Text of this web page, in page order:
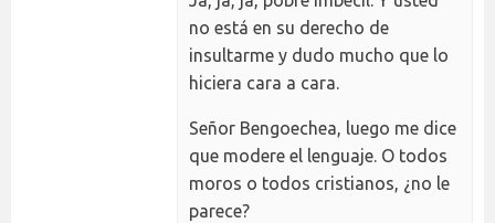
no está en su derecho de
insultarme y dudo mucho que lo
hiciera cara a cara.
Señor Bengoechea, luego me dice
que modere el lenguaje. O todos
moros o todos cristianos, ¿no le
parece?